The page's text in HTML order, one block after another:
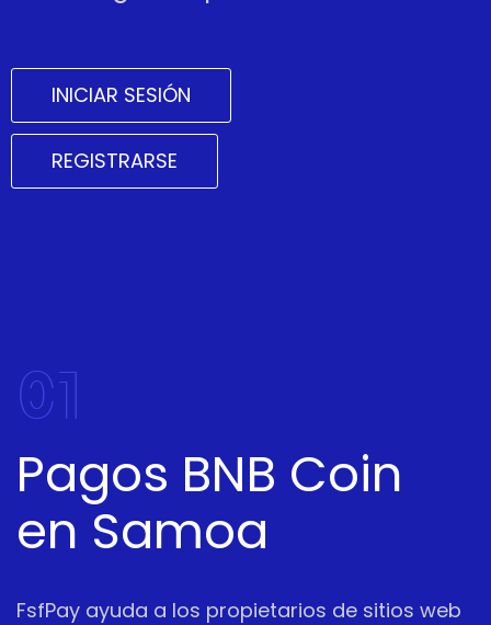
INICIAR SESIÓN
REGISTRARSE
01
Pagos BNB Coin
en Samoa
FsfPay ayuda a los propietarios de sitios web